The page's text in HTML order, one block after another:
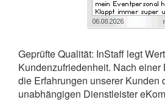
Geprüfte Qualität: InStaff legt
Kundenzufriedenheit. Nach
die Erfahrungen unserer Kunden
unabhängigen Dienstleister